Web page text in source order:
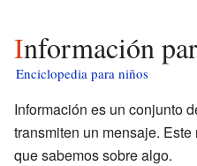
Información
Enciclopedia para niños
Información es un conjunto
transmiten un mensaje.
que sabemos sobre algo.